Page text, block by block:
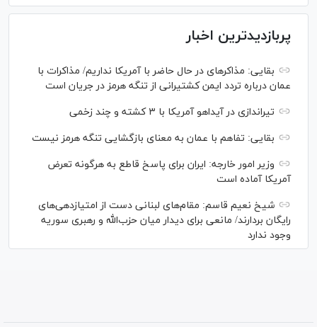
پربازدیدترین اخبار
بقایی: مذاکره‎ای در حال حاضر با آمریکا نداریم/ مذاکرات با
عمان درباره تردد ایمن کشتیرانی از تنگه هرمز در جریان است
تیراندازی در آیداهو آمریکا با ۳ کشته و چند زخمی
بقایی: تفاهم با عمان به معنای بازگشایی تنگه هرمز نیست
وزیر امور خارجه: ایران برای پاسخ قاطع به هرگونه تعرض
آمریکا آماده است
شیخ نعیم قاسم: مقام‌های لبنانی دست از امتیازدهی‌های
رایگان بردارند/ مانعی برای دیدار میان حزب‌الله و رهبری سوریه
وجود ندارد